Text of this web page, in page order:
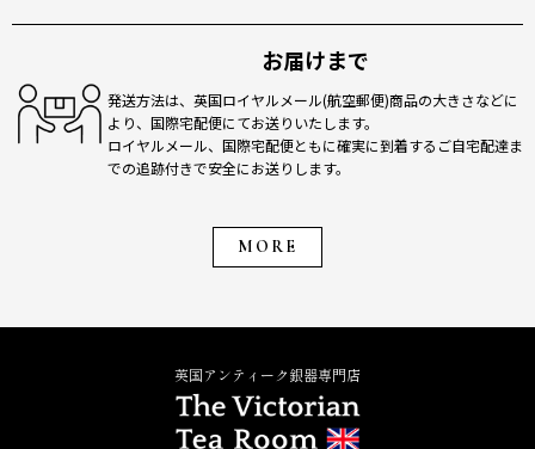
お届けまで
発送方法は、英国ロイヤルメール(航空郵便)商品の大きさなどに
より、国際宅配便にてお送りいたします。
ロイヤルメール、国際宅配便ともに確実に到着するご自宅配達ま
での追跡付きで安全にお送りします。
MORE
英国アンティーク銀器専門店